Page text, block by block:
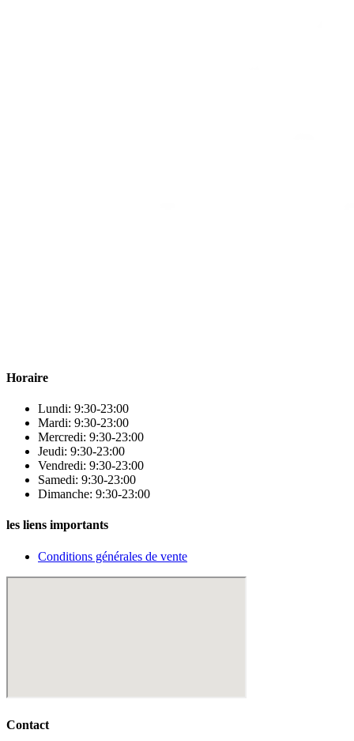
Horaire
Lundi: 9:30-23:00
Mardi: 9:30-23:00
Mercredi: 9:30-23:00
Jeudi: 9:30-23:00
Vendredi: 9:30-23:00
Samedi: 9:30-23:00
Dimanche: 9:30-23:00
les liens importants
Conditions générales de vente
Contact